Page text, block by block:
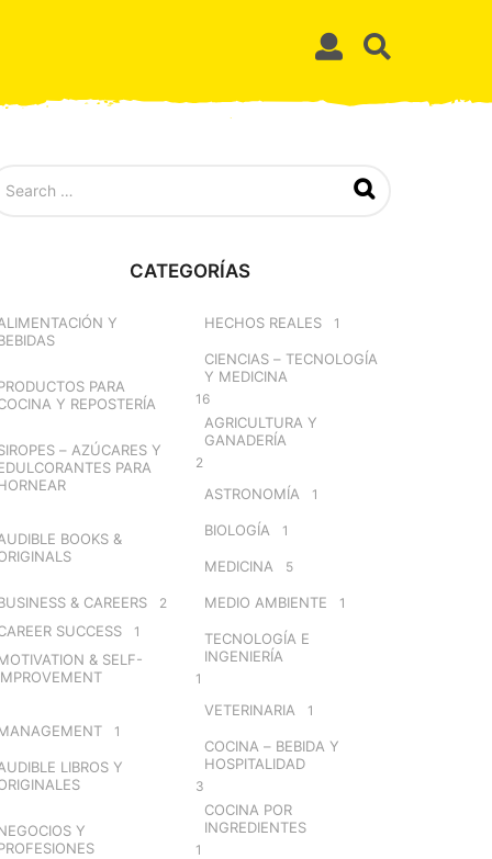
CATEGORÍAS
Y
PARA
Y REPOSTERÍA
– AZÚCARES Y
PARA
BOOKS &
& CAREERS 2
SUCCESS 1
& SELF-
1
LIBROS Y
Y
HECHOS REALES 1
CIENCIAS – TECNOLOGÍA
Y MEDICINA
16
AGRICULTURA Y
GANADERÍA
2
ASTRONOMÍA 1
BIOLOGÍA 1
MEDICINA 5
MEDIO AMBIENTE 1
TECNOLOGÍA E
INGENIERÍA
1
VETERINARIA 1
COCINA – BEBIDA Y
HOSPITALIDAD
3
COCINA POR
INGREDIENTES
1